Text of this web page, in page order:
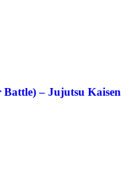
– Jujutsu Kaisen